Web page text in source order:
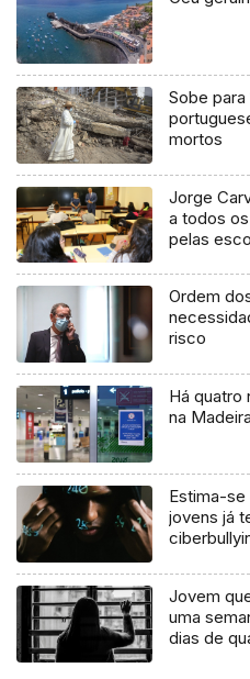
Sobe para
mortos
Jorge
a todos
pelas
Ordem
risco
Há quatro
na Madeira
Estima-
jovens já
Jovem
uma
dias de